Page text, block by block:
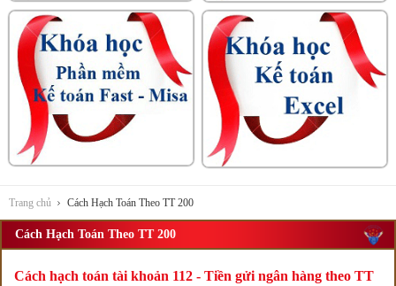
Trang chủ Cách Hạch Toán Theo TT 200
Cách Hạch Toán Theo TT 200
Cách hạch toán tài khoản 112 - Tiền gửi ngân hàng theo TT